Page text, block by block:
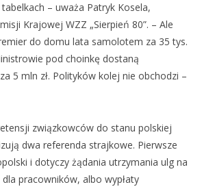
– uważa Patryk Kosela,
Krajowej WZZ „Sierpień 80”. – Ale
do domu lata samolotem za 35 tys.
pod choinkę dostaną
5 mln zł. Polityków kolej nie obchodzi –
związkowców do stanu polskiej
dwa referenda strajkowe. Pierwsze
i dotyczy żądania utrzymania ulg na
pracowników, albo wypłaty